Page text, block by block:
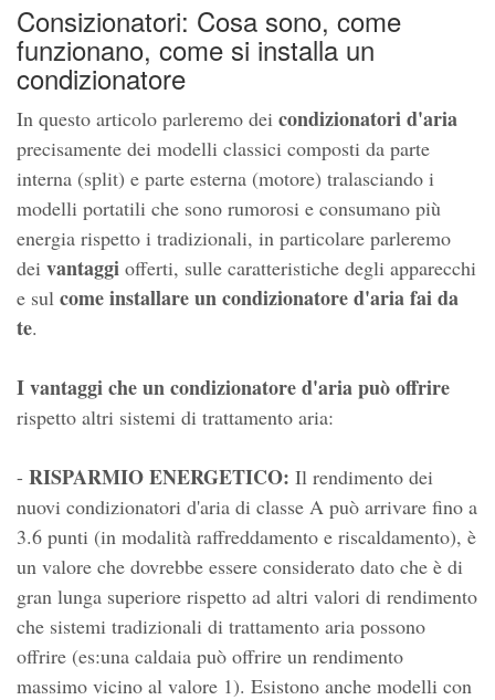
Consizionatori: Cosa sono, come
funzionano, come si installa un
condizionatore
In questo articolo parleremo dei condizionatori d'aria
precisamente dei modelli classici composti da parte
interna (split) e parte esterna (motore) tralasciando i
modelli portatili che sono rumorosi e consumano più
energia rispetto i tradizionali, in particolare parleremo
dei vantaggi offerti, sulle caratteristiche degli apparecchi
e sul come installare un condizionatore d'aria fai da
te.
I vantaggi che un condizionatore d'aria può offrire
rispetto altri sistemi di trattamento aria:
- RISPARMIO ENERGETICO: Il rendimento dei
nuovi condizionatori d'aria di classe A può arrivare fino a
3.6 punti (in modalità raffreddamento e riscaldamento), è
un valore che dovrebbe essere considerato dato che è di
gran lunga superiore rispetto ad altri valori di rendimento
che sistemi tradizionali di trattamento aria possono
offrire (es:una caldaia può offrire un rendimento
massimo vicino al valore 1). Esistono anche modelli con